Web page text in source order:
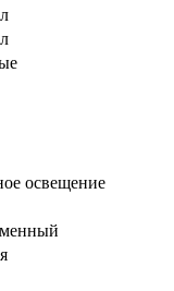
освещение